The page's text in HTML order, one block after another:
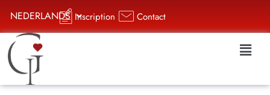
Aller
au
contenu
NEDERLANDS Inscription Contact